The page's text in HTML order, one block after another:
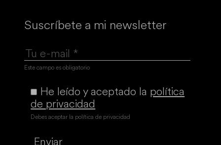
Suscríbete a mi newsletter
Este campo es obligatorio
He leído y aceptado la política
de privacidad
Debes aceptar la política de privacidad